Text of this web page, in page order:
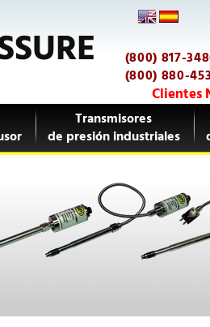
(800) 817-
(800) 880-
Clientes
Transmisores
de presión industriales